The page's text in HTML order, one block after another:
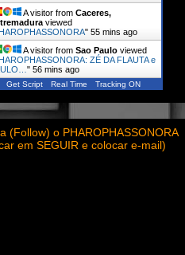
A visitor from Caceres,
viewed
" 55 mins ago
A visitor from Sao Paulo viewed
ZÉ DA FLAUTA e
" 56 mins ago
Get Script Real Time Tracking ON
(Follow) o PHAROPHASSONORA
em SEGUIR e colocar e-mail)